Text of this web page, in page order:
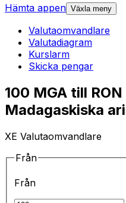
Hämta appen Växla meny
Valutaomvandlare
Valutadiagram
Kurslarm
Skicka pengar
100 MGA till
Madagaskiska
XE Valutaomvandlare
Från
Från